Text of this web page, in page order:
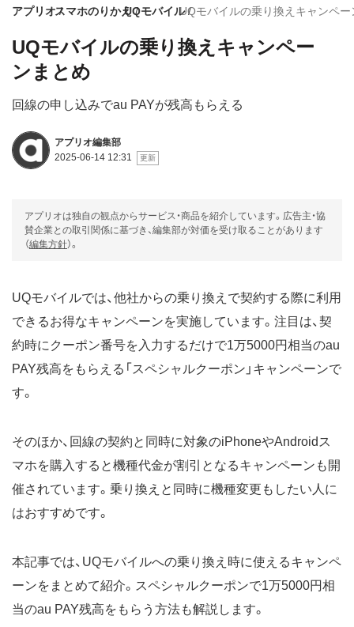
アプリオスマホのりかえUQモバイルUQモバイルの乗り換えキャンペ
UQモバイルの乗り換えキャンペー
ンまとめ
回線の申し込みでau PAYが残高もらえる
アプリオ編集部
2025-06-14 12:31
アプリオは独自の観点からサービス・商品を紹介しています。広告主・協
賛企業との取引関係に基づき、編集部が対価を受け取ることがあります
（編集方針）。
UQモバイルでは、他社からの乗り換えで契約する際に利用
できるお得なキャンペーンを実施しています。注目は、契
約時にクーポン番号を入力するだけで1万5000円相当のau
PAY残高をもらえる「スペシャルクーポン」キャンペーンで
す。
そのほか、回線の契約と同時に対象のiPhoneやAndroidス
マホを購入すると機種代金が割引となるキャンペーンも開
催されています。乗り換えと同時に機種変更もしたい人に
はおすすめです。
本記事では、UQモバイルへの乗り換え時に使えるキャンペ
ーンをまとめて紹介。スペシャルクーポンで1万5000円相
当のau PAY残高をもらう方法も解説します。